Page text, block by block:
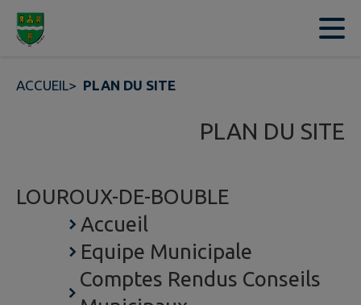
Contenu
ACCUEIL> PLAN DU SITE
PLAN DU SITE
LOUROUX-DE-BOUBLE
Accueil
Equipe Municipale
Comptes Rendus Conseils